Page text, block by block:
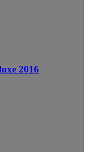
2016